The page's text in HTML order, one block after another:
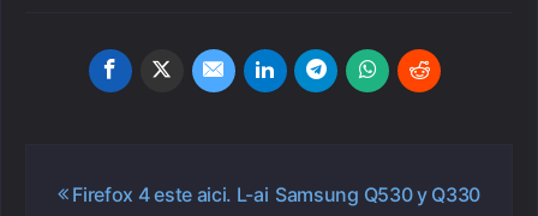
Navigare
Firefox 4 este aici. L-ai Samsung Q530 y Q330